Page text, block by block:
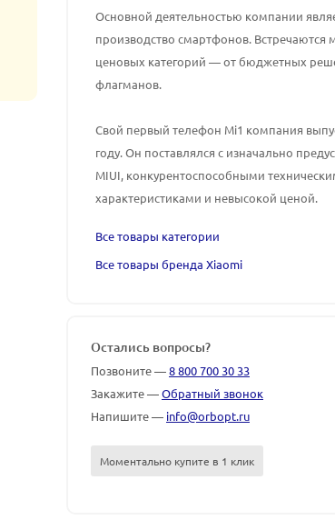
Основной деятельностью компании
производство смартфонов. Встречаются
ценовых категорий — от бюджетных
флагманов.
Свой первый телефон Mi1 компания
году. Он поставлялся с изначально
MIUI, конкурентоспособными
характеристиками и невысокой ценой.
Все товары категории
Все товары бренда Xiaomi
Остались вопросы?
Позвоните —8 800 700 30 33
Закажите —Обратный звонок
Напишите — info@orbopt.ru
Моментально купите в 1 клик